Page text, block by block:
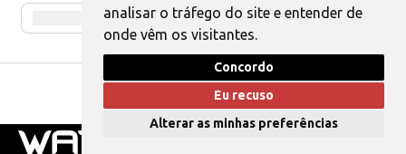
analisar o tráfego do site e entender de
onde vêm os visitantes.
Concordo
Eu recuso
Alterar as minhas preferências
Livro de Reclamações | Também pode Elogiar
WATT © 2025. Todos os direitos reservados.